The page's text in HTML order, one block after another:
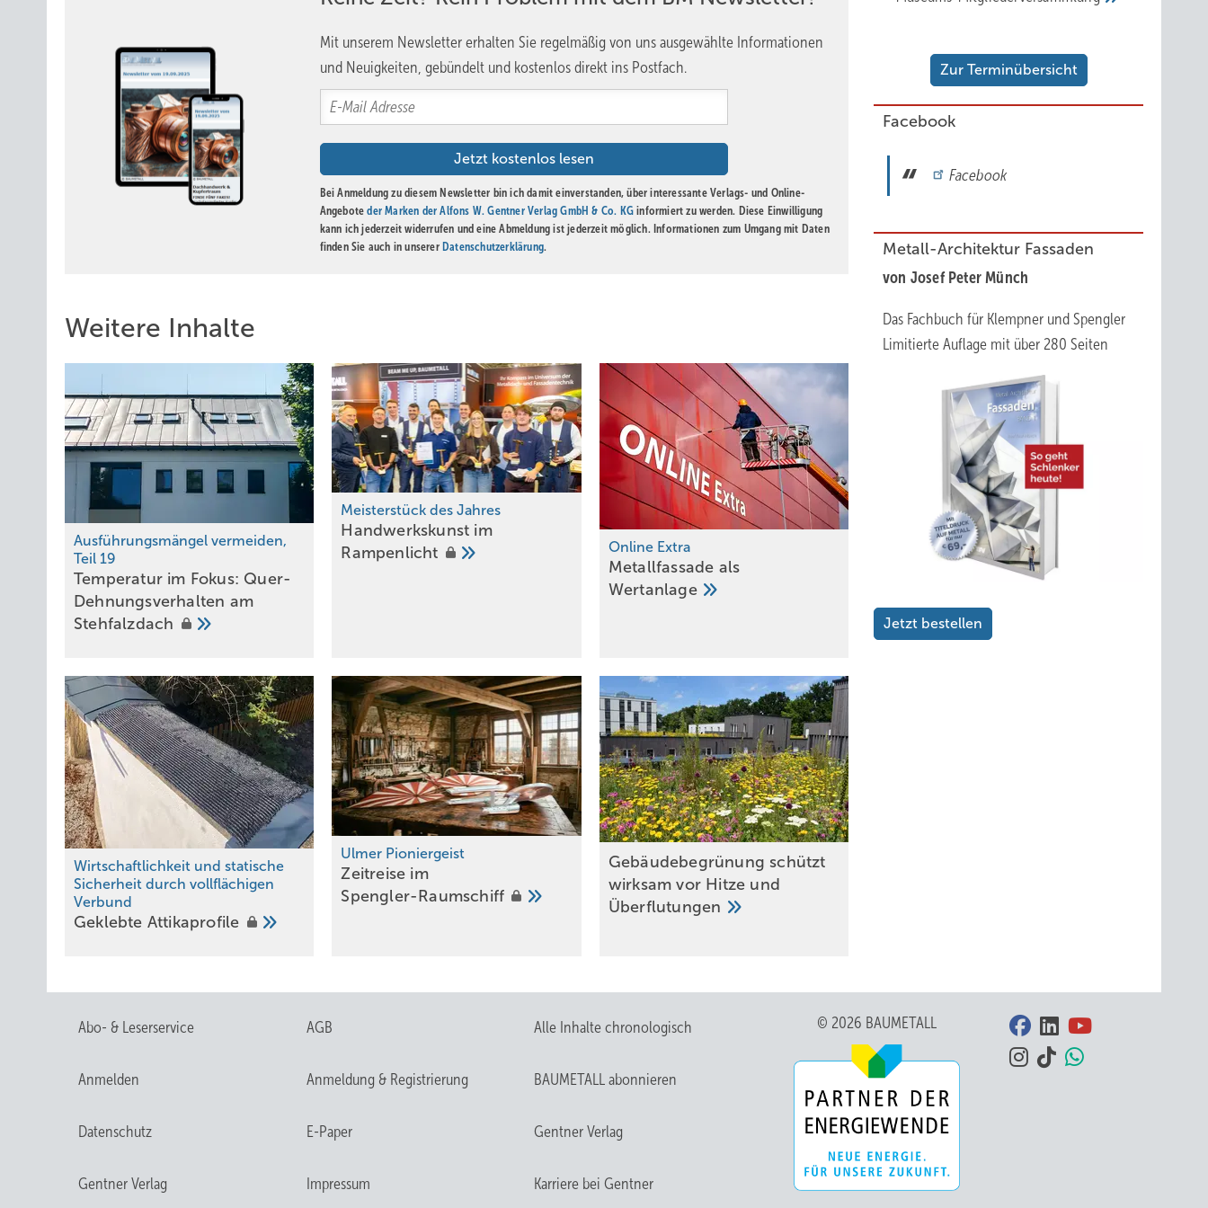
Nachdem die Folienabdeckung abgenommen wurde, kam dieses Bild zum Vorschein
Bild: Stelzer
Die Schäden an der Titanzinkeindeckung entstanden ausschließlich unterhalb der Dachflächenfenster. Die restliche Dachfläche war in
tadellosem ­Zustand. Stelzers Hauptaugenmerk lag deshalb auf den Fenstereinfassungen
Mit unserem Newsletter erhalten Sie regelmäßig von uns ausgewählte Informationen
und Neuigkeiten, gebündelt und kostenlos direkt ins Postfach.
Bei Anmeldung zu diesem Newsletter bin ich damit einverstanden, über interessante Verlags- und Online-
Angeboteder Marken der Alfons W. Gentner Verlag GmbH & Co. KG informiert zu werden. Diese Einwilligung
kann ich jederzeit widerrufen und eine Abmeldung ist jederzeit möglich. Informationen zum Umgang mit Daten
finden Sie auch in unserer Datenschutzerklärung.
Weitere Inhalte
Ausführungsmängel vermeiden,
Teil 19
Temperatur im Fokus: Quer-
Dehnungsverhalten am
Stehfalzdach
Meisterstück des Jahres
Handwerkskunst im
Rampenlicht
Online Extra
Metallfassade als
Wertanlage
Wirtschaftlichkeit und statische
Sicherheit durch vollflächigen
Verbund
Ge klebte Attikaprofile
Ulmer Pioniergeist
Zeitreise im
Spengler-Raumschiff
Gebäudebegrünung schützt
wirk­sam vor Hitze und
Über­flu­tun­gen
Zur Terminübersicht
Facebook
Facebook
Metall-Architektur Fassaden
von Josef Peter Münch
Das Fachbuch für Klempner und Spengler
Limitierte Auflage mit über 280 Seiten
Jetzt bestellen
Abo- & Leserservice AGB Alle Inhalte chronologisch
Anmelden Anmeldung & Registrierung BAUMETALL abonnieren
Datenschutz E-Paper Gentner Verlag
Gentner Verlag Impressum Karriere bei Gentner
© 2026 BAUMETALL